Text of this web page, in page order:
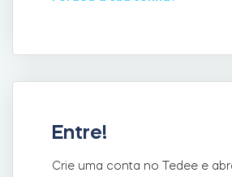
Integrações
COMPRAR
Entre!
Crie uma conta no Tedee e